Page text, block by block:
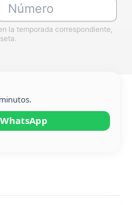
Número
la temporada correspondiente,